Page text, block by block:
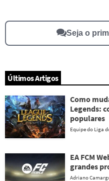
Seja o
Últimos Artigos
Como
Legends:
populares
Equipe do Liga
EA FCM
grandes
Adriano